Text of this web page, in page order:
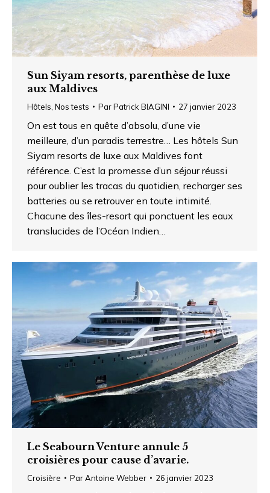
Sun Siyam resorts, parenthèse de luxe
aux Maldives
Hôtels Nos tests ParPatrick BIAGINI 27 janvier 2023
On est tous en quête d’absolu, d’une vie
meilleure, d’un paradis terrestre… Les hôtels Sun
Siyam resorts de luxe aux Maldives font
référence. C’est la promesse d’un séjour réussi
pour oublier les tracas du quotidien, recharger ses
batteries ou se retrouver en toute intimité.
Chacune des îles-resort qui ponctuent les eaux
translucides de l’Océan Indien…
Le Seabourn Venture annule 5
croisières pour cause d’avarie.
Croisière ParAntoine Webber 26 janvier 2023